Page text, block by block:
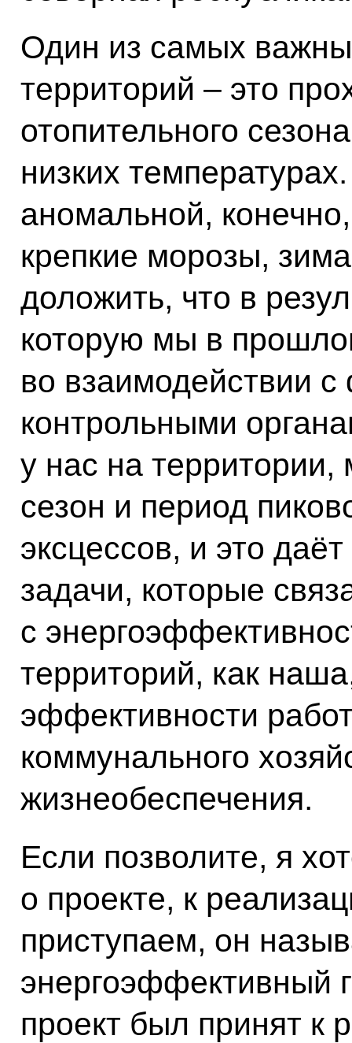
Один из самых
территорий – это
отопительного
низких
аномальной,
крепкие морозы,
доложить, что в
которую мы в
во взаимодействии
контрольными
у нас на
сезон и период
эксцессов, и это
задачи, которые
с
территорий, как
эффективности
коммунального
жизнеобеспечения.
Если позволите, я
о проекте, к
приступаем, он
энергоэффективный
проект был принят к